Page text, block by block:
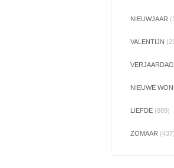
NIEUWJAAR
VALENTIJN
VERJAARDAG
NIEUWE
LIEFDE (889)
ZOMAAR (437)